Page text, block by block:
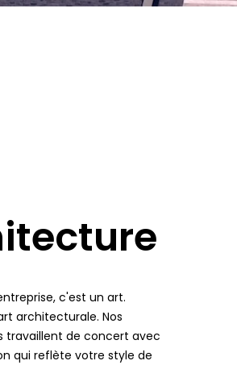
c'est un art.
architecturale. Nos
travaillent de concert avec
qui reflète votre style de